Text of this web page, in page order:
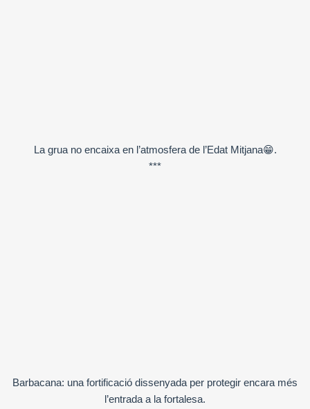
La grua no encaixa en l’atmosfera de l’Edat Mitjana😁.
***
Barbacana: una fortificació dissenyada per protegir encara més
l’entrada a la fortalesa.